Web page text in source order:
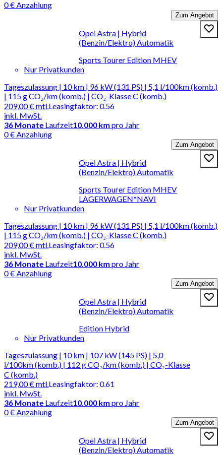
0 € Anzahlung
Zum Angebot
Opel Astra | Hybrid
(Benzin/Elektro) Automatik
Sports Tourer Edition MHEV
Nur Privatkunden
Tageszulassung | 10 km | 96 kW (131 PS) | 5,1 l/100km (komb.)
| 115 g CO₂/km (komb.) | CO₂-Klasse C (komb.)
209,00 €mtl.
inkl. MwSt.
Leasingfaktor: 0.56
36 Monate Laufzeit10.000 km pro Jahr
0 € Anzahlung
Zum Angebot
Opel Astra | Hybrid
(Benzin/Elektro) Automatik
Sports Tourer Edition MHEV
LAGERWAGEN*NAVI
Nur Privatkunden
Tageszulassung | 10 km | 96 kW (131 PS) | 5,1 l/100km (komb.)
| 115 g CO₂/km (komb.) | CO₂-Klasse C (komb.)
209,00 €mtl.
inkl. MwSt.
Leasingfaktor: 0.56
36 Monate Laufzeit10.000 km pro Jahr
0 € Anzahlung
Zum Angebot
Opel Astra | Hybrid
(Benzin/Elektro) Automatik
Edition Hybrid
Nur Privatkunden
Tageszulassung | 10 km | 107 kW (145 PS) | 5,0
l/100km (komb.) | 112 g CO₂/km (komb.) | CO₂-Klasse
C (komb.)
219,00 €mtl.
inkl. MwSt.
Leasingfaktor: 0.61
36 Monate Laufzeit10.000 km pro Jahr
0 € Anzahlung
Zum Angebot
Opel Astra | Hybrid
(Benzin/Elektro) Automatik